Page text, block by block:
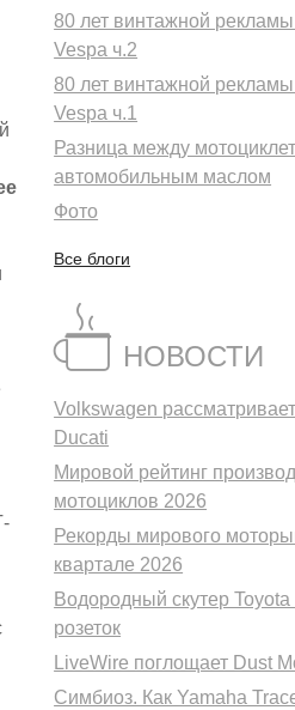
80 лет винтажной
Vespa ч.2
80 лет винтажной
Vespa ч.1
Разница между
автомобильным маслом
Фото
Все блоги
НОВОСТИ
Volkswagen
Ducati
Мировой рейтинг
мотоциклов 2026
Рекорды мирового
квартале 2026
Водородный скутер
розеток
LiveWire поглощает Dust
Симбиоз. Как Yamaha